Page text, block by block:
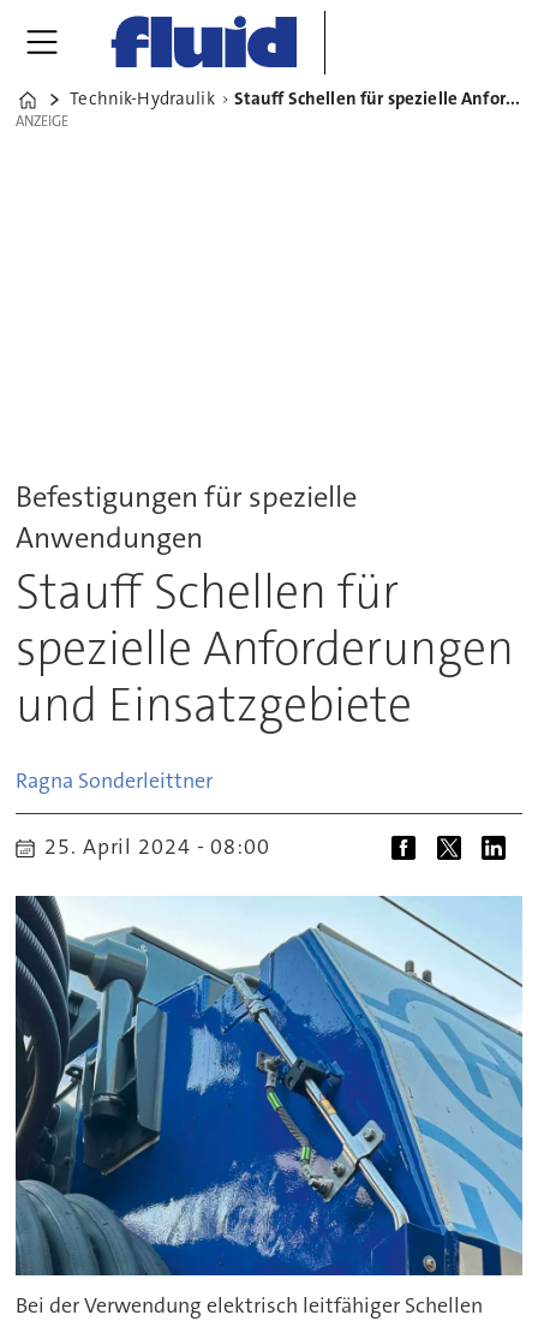
Home
Technik-Hydraulik Stauff Schellen für spezielle Anforderungen und Einsatzgebiete
ANZEIGE
ANZEIGE
Befestigungen für spezielle
Anwendungen
Stauff Schellen für
spezielle Anforderungen
und Einsatzgebiete
Ragna Sonderleittner
25. April 2024 - 08:00
Bei der Verwendung elektrisch leitfähiger Schellen